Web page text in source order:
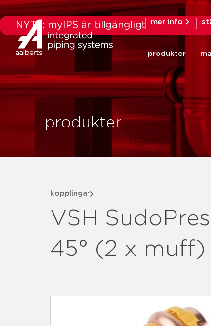
NYTT: myIPS är tillgängligt mer info
produkter
produkter
kopplingar
VSH
45° (2 x muff)